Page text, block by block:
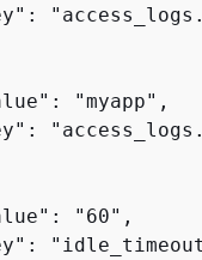
"myapp",
"60",